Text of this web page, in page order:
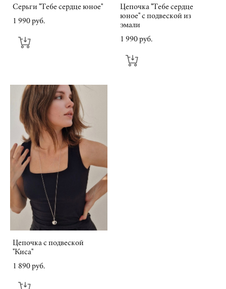
Серьги "Тебе сердце юное"
1 990 pуб.
Цепочка "Тебе сердце
юное" с подвеской из
эмали
1 990 pуб.
Цепочка с подвеской
"Киса"
1 890 pуб.